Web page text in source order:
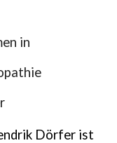
in
Dörfer ist